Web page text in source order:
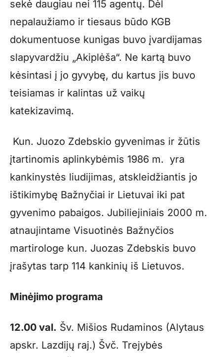
sekė daugiau nei 115 agentų. Dėl
nepalaužiamo ir tiesaus būdo KGB
dokumentuose kunigas buvo įvardijamas
slapyvardžiu „Akiplėša“. Ne kartą buvo
kėsintasi į jo gyvybę, du kartus jis buvo
teisiamas ir kalintas už vaikų
katekizavimą.
Kun. Juozo Zdebskio gyvenimas ir žūtis
įtartinomis aplinkybėmis 1986 m. yra
kankinystės liudijimas, atskleidžiantis jo
ištikimybę Bažnyčiai ir Lietuvai iki pat
gyvenimo pabaigos. Jubiliejiniais 2000 m.
atnaujintame Visuotinės Bažnyčios
martirologe kun. Juozas Zdebskis buvo
įrašytas tarp 114 kankinių iš Lietuvos.
Minėjimo programa
12.00 val. Šv. Mišios Rudaminos (Alytaus
apskr. Lazdijų raj.) Švč. Trejybės